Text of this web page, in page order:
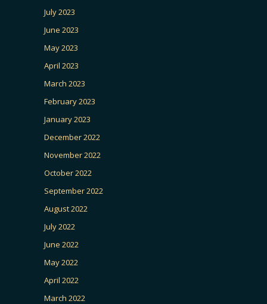
July 2023
June 2023
May 2023
April 2023
March 2023
February 2023
January 2023
December 2022
November 2022
October 2022
September 2022
August 2022
July 2022
June 2022
May 2022
April 2022
March 2022